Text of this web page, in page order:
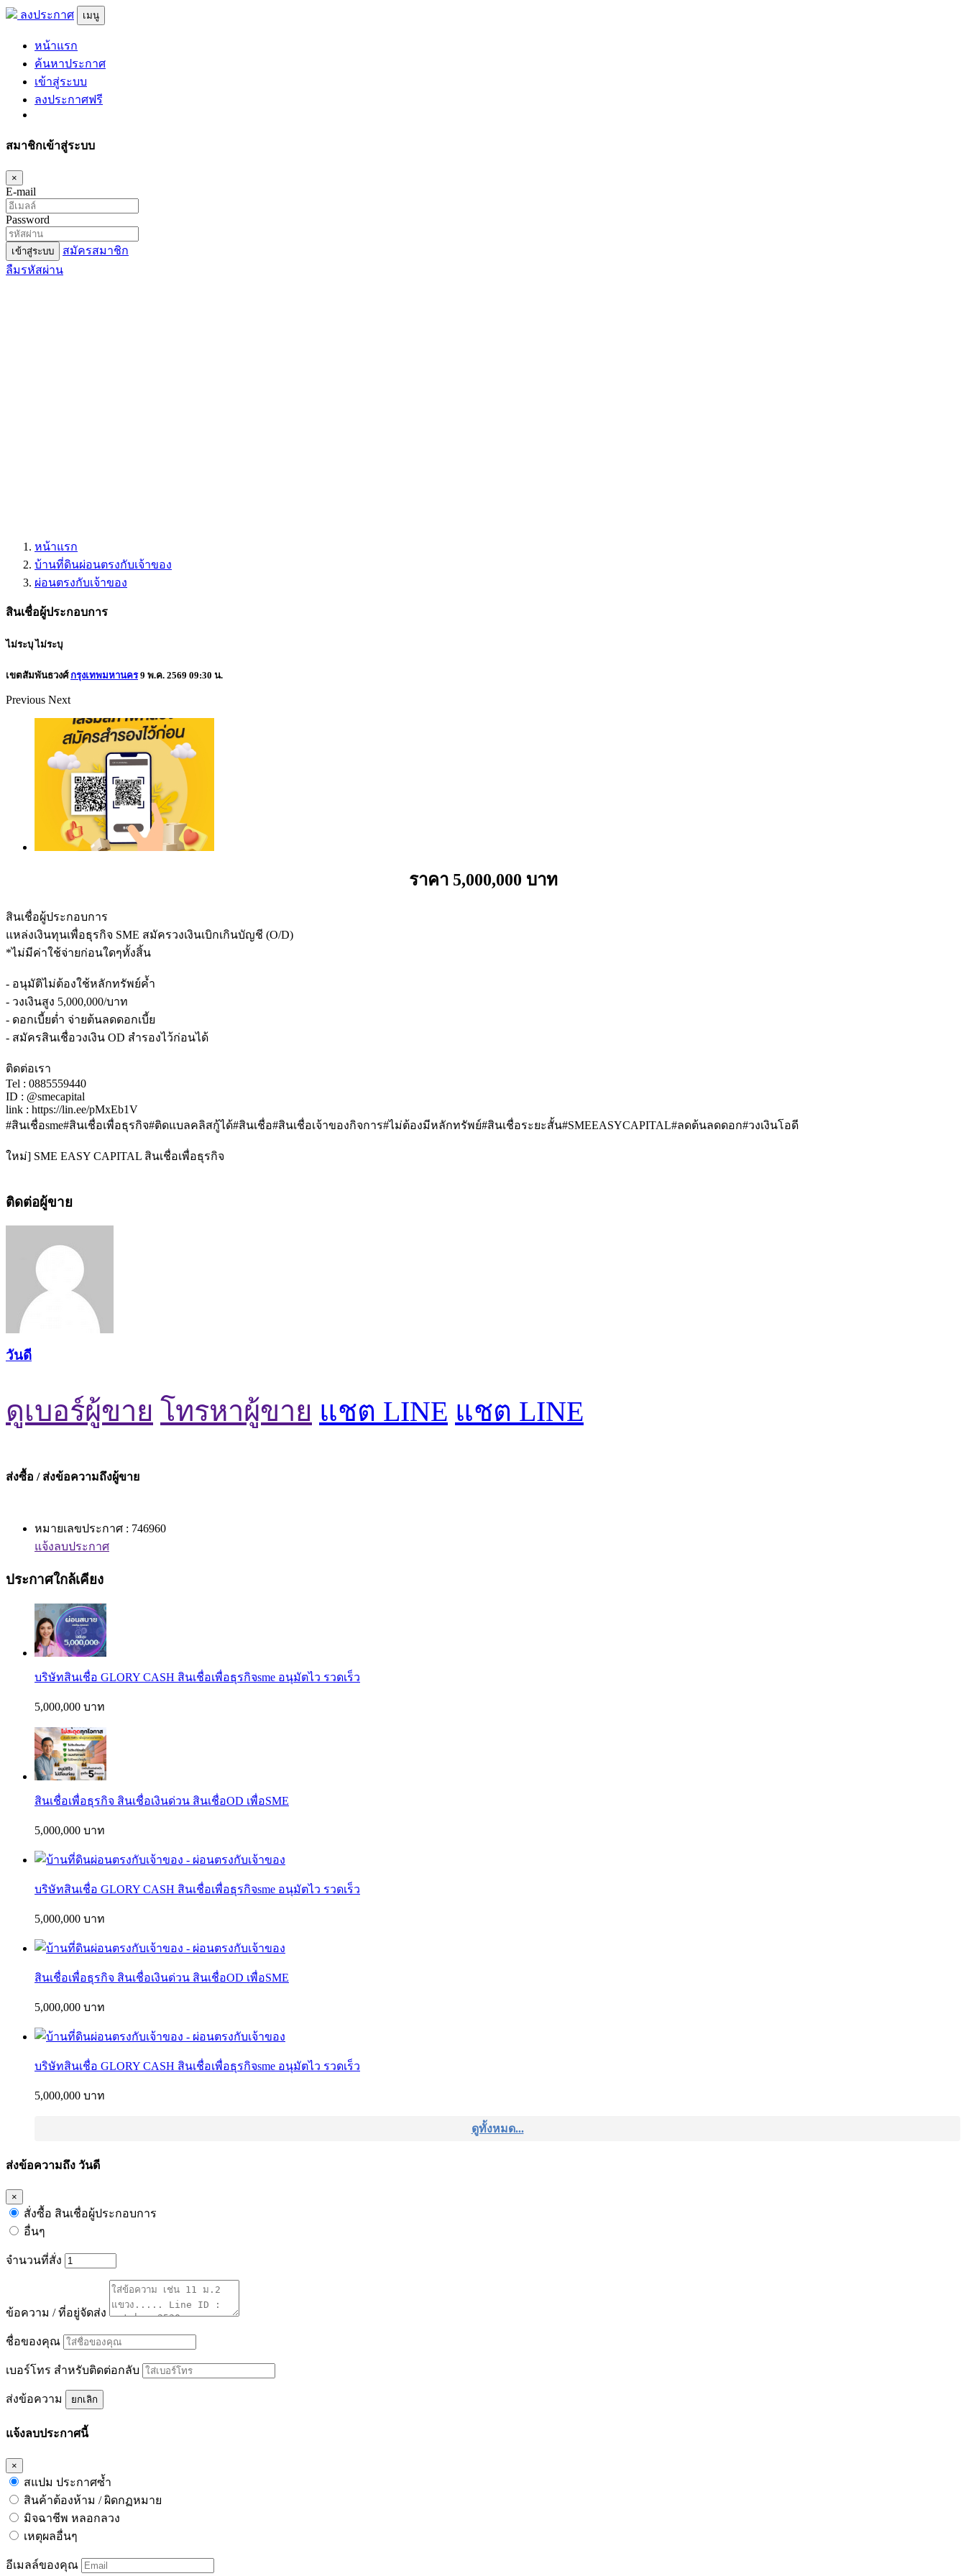
ลงประกาศ เมนู
หน้าแรก
ค้นหาประกาศ
เข้าสู่ระบบ
ลงประกาศฟรี
สมาชิกเข้าสู่ระบบ
×
E-mail
Password
เข้าสู่ระบบ
สมัครสมาชิก
ลืมรหัสผ่าน
หน้าแรก
บ้านที่ดินผ่อนตรงกับเจ้าของ
ผ่อนตรงกับเจ้าของ
สินเชื่อผู้ประกอบการ
ไม่ระบุ ไม่ระบุ
เขตสัมพันธวงศ์กรุงเทพมหานคร 9 พ.ค. 2569 09:30 น.
Previous Next
ราคา 5,000,000 บาท
สินเชื่อผู้ประกอบการ
แหล่งเงินทุนเพื่อธุรกิจ SME สมัครวงเงินเบิกเกินบัญชี (O/D)
*ไม่มีค่าใช้จ่ายก่อนใดๆทั้งสิ้น
- อนุมัติไม่ต้องใช้หลักทรัพย์ค้ำ
- วงเงินสูง 5,000,000/บาท
- ดอกเบี้ยต่ำ จ่ายต้นลดดอกเบี้ย
- สมัครสินเชื่อวงเงิน OD สำรองไว้ก่อนได้
ติดต่อเรา
Tel : 0885559440
ID : @smecapital
link : https://lin.ee/pMxEb1V
#สินเชื่อsme#สินเชื่อเพื่อธุรกิจ#ติดแบลคลิสกู้ได้#สินเชื่อ#สินเชื่อเจ้าของกิจการ#ไม่ต้องมีหลักทรัพย์#สินเชื่อระยะสั้น#SMEEASYCAPITAL#ลดต้นลดดอก#วงเงินโอดี
ใหม่] SME EASY CAPITAL สินเชื่อเพื่อธุรกิจ
ติดต่อผู้ขาย
วันดี
ดูเบอร์ผู้ขาย โทรหาผู้ขาย แชต LINE แชต LINE
ส่งซื้อ / ส่งข้อความถึงผู้ขาย
หมายเลขประกาศ : 746960
แจ้งลบประกาศ
ประกาศใกล้เคียง
บริษัทสินเชื่อ GLORY CASH สินเชื่อเพื่อธุรกิจsme อนุมัตไว รวดเร็ว
5,000,000 บาท
สินเชื่อเพื่อธุรกิจ สินเชื่อเงินด่วน สินเชื่อOD เพื่อSME
5,000,000 บาท
บริษัทสินเชื่อ GLORY CASH สินเชื่อเพื่อธุรกิจsme อนุมัตไว รวดเร็ว
5,000,000 บาท
สินเชื่อเพื่อธุรกิจ สินเชื่อเงินด่วน สินเชื่อOD เพื่อSME
5,000,000 บาท
บริษัทสินเชื่อ GLORY CASH สินเชื่อเพื่อธุรกิจsme อนุมัตไว รวดเร็ว
5,000,000 บาท
ดูทั้งหมด...
ส่งข้อความถึง วันดี
×
สั่งซื้อ สินเชื่อผู้ประกอบการ
อื่นๆ
จำนวนที่สั่ง
ข้อความ / ที่อยู่จัดส่ง
ชื่อของคุณ
เบอร์โทร สำหรับติดต่อกลับ
ส่งข้อความ ยกเลิก
แจ้งลบประกาศนี้
×
สแปม ประกาศซ้ำ
สินค้าต้องห้าม / ผิดกฏหมาย
มิจฉาชีพ หลอกลวง
เหตุผลอื่นๆ
อีเมลล์ของคุณ